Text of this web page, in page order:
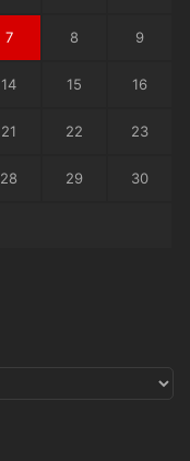
7 8 9
14 15 16
21 22 23
28 29 30